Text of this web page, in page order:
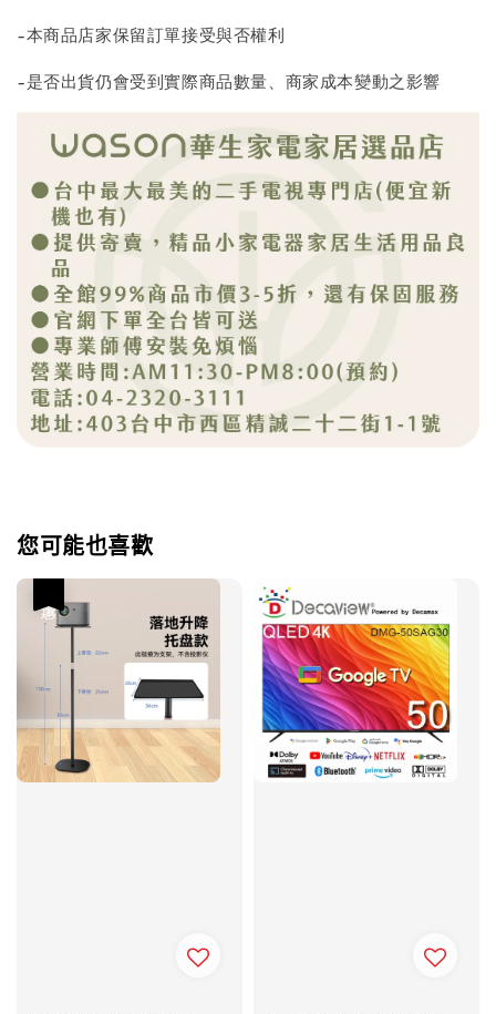
-本商品店家保留訂單接受與否權利
-是否出貨仍會受到實際商品數量、商家成本變動之影響
您可能也喜歡